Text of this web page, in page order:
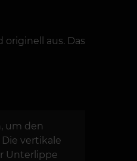
aus. Das
um den
vertikale
Unterlippe